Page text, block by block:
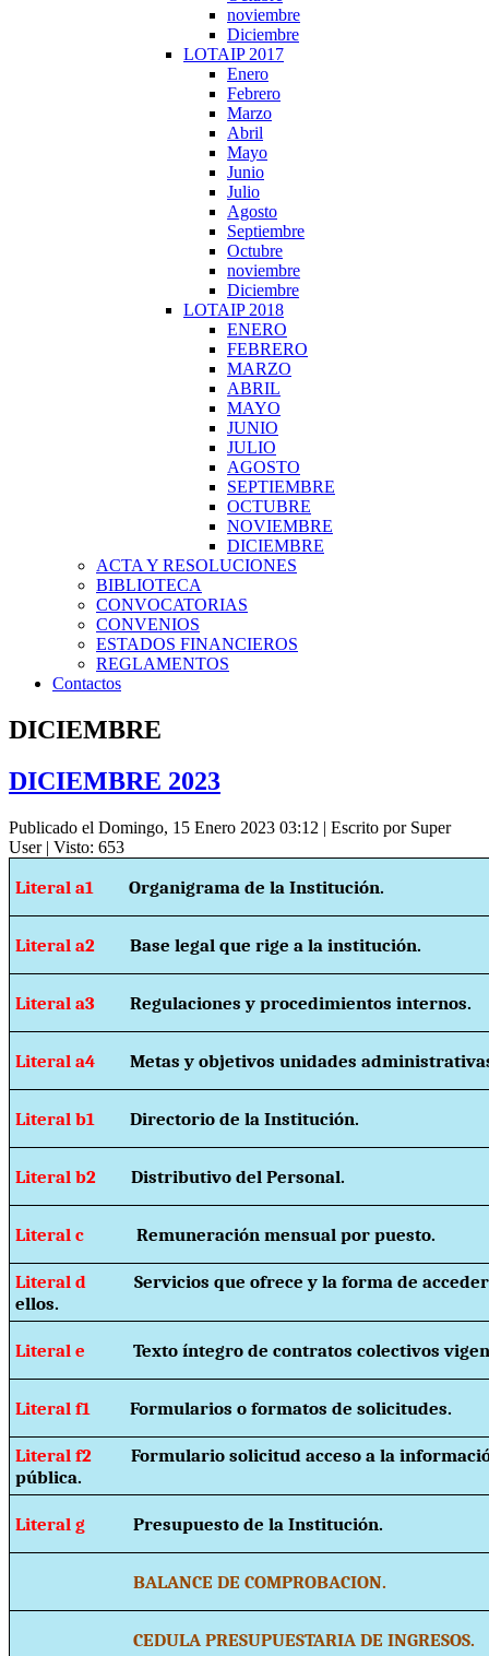
noviembre
Diciembre
LOTAIP 2017
Enero
Febrero
Marzo
Abril
Mayo
Junio
Julio
Agosto
Septiembre
Octubre
noviembre
Diciembre
LOTAIP 2018
ENERO
FEBRERO
MARZO
ABRIL
MAYO
JUNIO
JULIO
AGOSTO
SEPTIEMBRE
OCTUBRE
NOVIEMBRE
DICIEMBRE
ACTA Y RESOLUCIONES
BIBLIOTECA
CONVOCATORIAS
CONVENIOS
ESTADOS FINANCIEROS
REGLAMENTOS
Contactos
DICIEMBRE
DICIEMBRE 2023
Publicado el Domingo, 15 Enero 2023 03:12 | Escrito por Super
User| Visto: 653
Literal a1 Organigrama de la Institución.
Literal a2 Base legal que rige a la institución.
Literal a3 Regulaciones y procedimientos internos.
Literal a4 Metas y objetivos unidades
Literal b1 Directorio de la Institución.
Literal b2 Distributivo del Personal.
Literal c Remuneración mensual por puesto.
Literal d Servicios que ofrece y la forma de
ellos.
Literal e Texto íntegro de contratos colectivos
Literal f1 Formularios o formatos de solicitudes.
Literal f2 Formulario solicitud acceso a la
pública.
Literal g Presupuesto de la Institución.
BALANCE DE COMPROBACION.
CEDULA PRESUPUESTARIA DE INGRESOS.